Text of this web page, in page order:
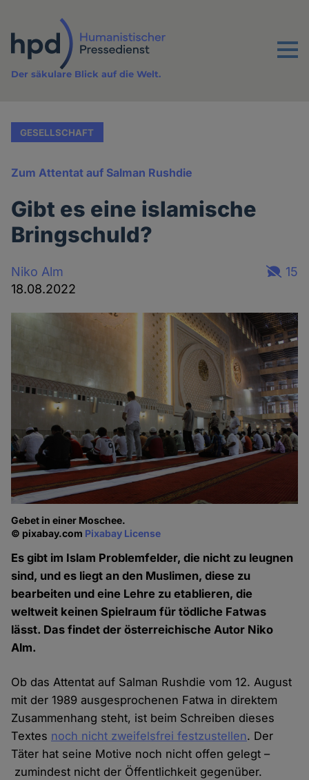
Inhalt
Menu
Der säkulare Blick auf die Welt.
GESELLSCHAFT
Zum Attentat auf Salman Rushdie
Gibt es eine islamische
Bringschuld?
Niko Alm
18.08.2022
15
Gebet in einer Moschee.
© pixabay.com Pixabay License
Es gibt im Islam Problemfelder, die nicht zu leugnen
sind, und es liegt an den Muslimen, diese zu
bearbeiten und eine Lehre zu etablieren, die
weltweit keinen Spielraum für tödliche Fatwas
lässt. Das findet der österreichische Autor Niko
Alm.
Ob das Attentat auf Salman Rushdie vom 12. August
mit der 1989 ausgesprochenen Fatwa in direktem
Zusammenhang steht, ist beim Schreiben dieses
Textes noch nicht zweifelsfrei festzustellen. Der
Täter hat seine Motive noch nicht offen gelegt –
zumindest nicht der Öffentlichkeit gegenüber.